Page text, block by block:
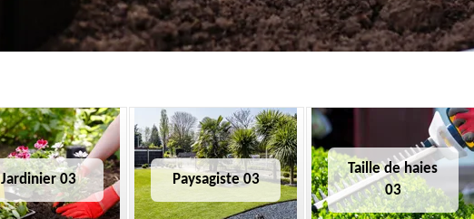
Jardinier 03 Paysagiste 03
Taille de haies
03